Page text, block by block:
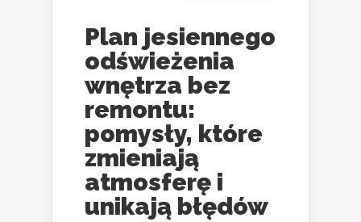
Plan jesiennego
odświeżenia
wnętrza bez
remontu:
pomysły, które
zmieniają
atmosferę i
unikają błędów